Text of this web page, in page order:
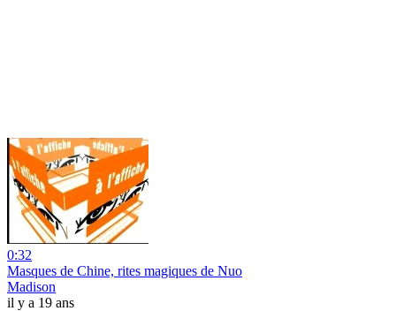
0:32
Masques de Chine, rites magiques de Nuo
Madison
il y a 19 ans